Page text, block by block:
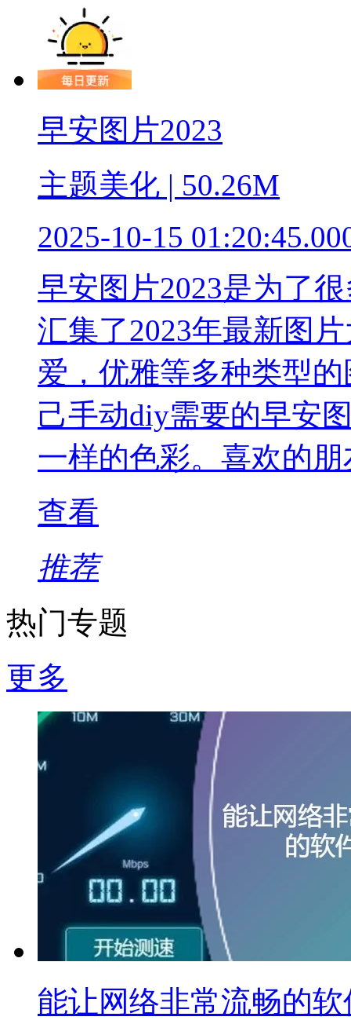
早安图片2023
主题美化 | 50.26M
2025-10-15
早安图片2023是为了
汇集了2023年最新图
爱，优雅等多种类型
己手动diy需要的早安
一样的色彩。喜欢的
查看
推荐
热门专题
更多
能让网络非常流畅的软